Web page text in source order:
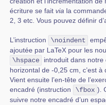
écriture se fait via la
2, 3 etc. Vous pouvez définir
L’instruction \noindent
ajoutée par LaTeX pour les
\hspace
introduit dans
horizontal de -0,25 cm, c’est à
Vient ensuite l’en-tête de
encadré (instruction
\fbox ).
suivre notre encadré d’un